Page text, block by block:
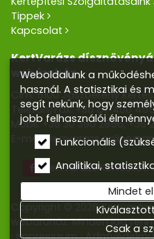
Tippek
Kapcsolat
KertVarázs
webáruház
Cím: 5100 Jászberény
Telefon/Fax: +36 57 400
Mobil:+36 30 390 2856,+36
E-mail:
Kertvarázs Kertészeti
kerti tó,
Copyright © 2026
webáruház. Minden jog
Weboldalunk a
használ. A statisztikai és
segít nekünk, hogy
jobb felhasználói
Funkcionális
Analitikai,
Mindet
Csak a